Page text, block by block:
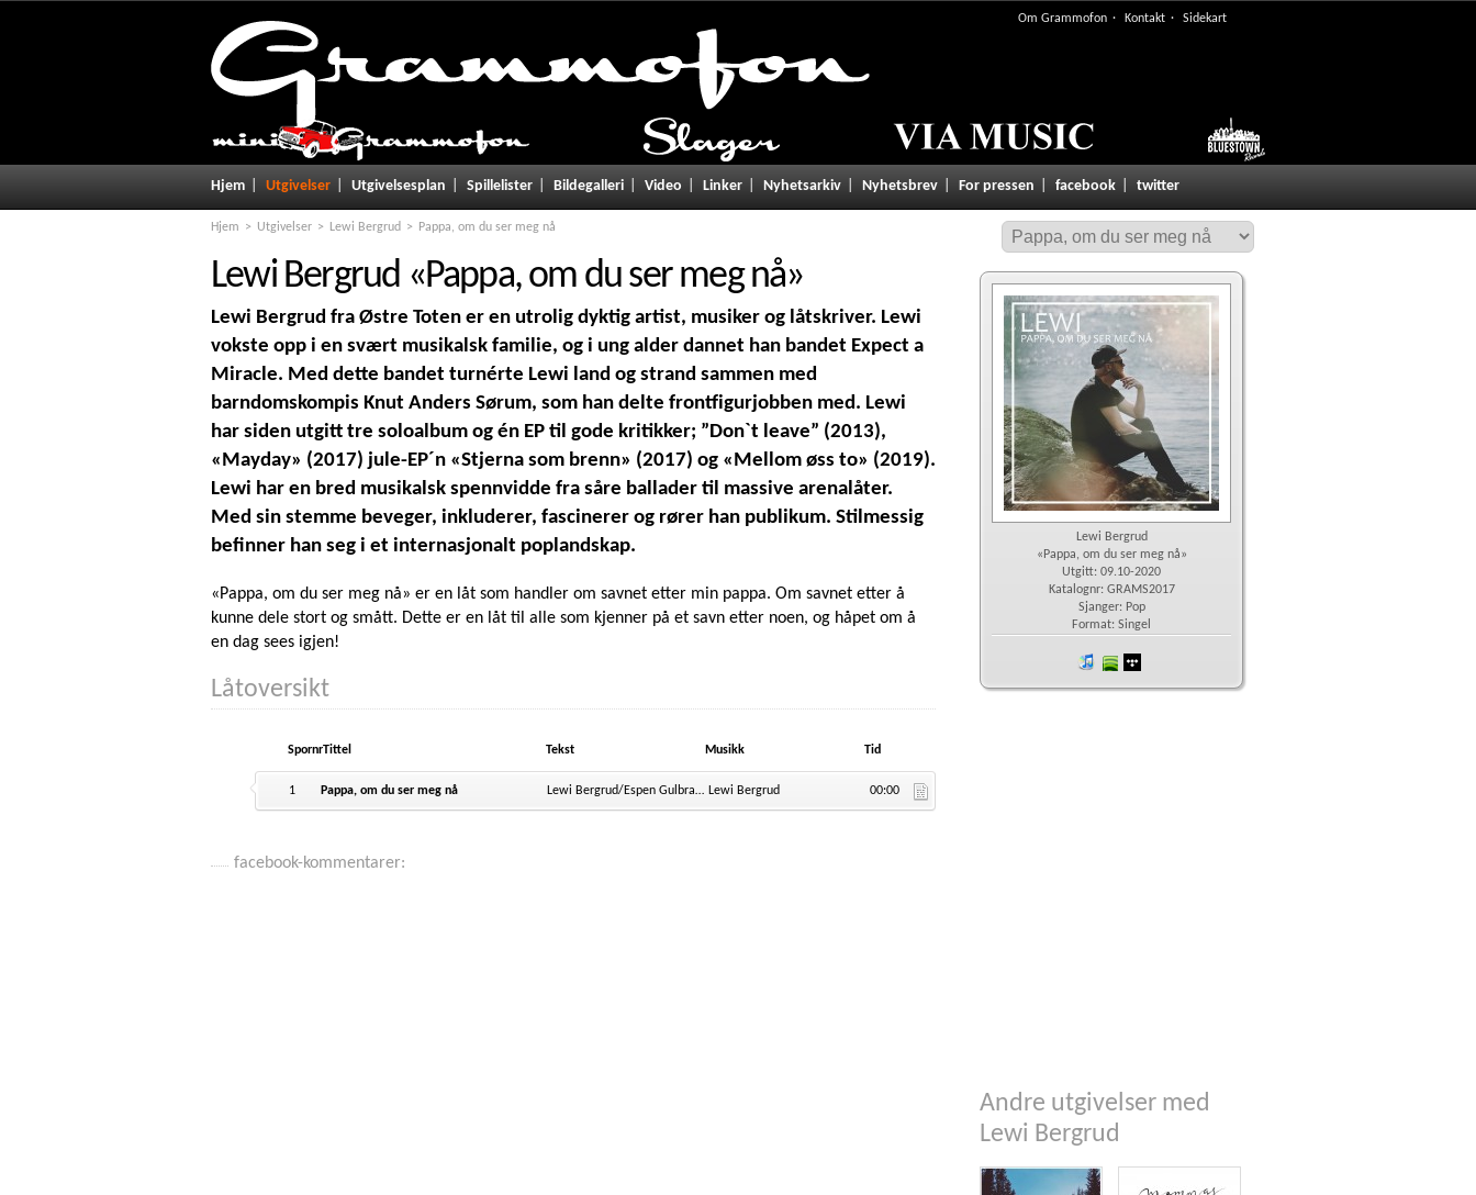
Om Grammofon Kontakt Sidekart
Hjem Utgivelser Utgivelsesplan Spillelister Bildegalleri Video Linker Nyhetsarkiv Nyhetsbrev For pressen facebook twitter
Hjem Utgivelser Lewi Bergrud Pappa, om du ser meg nå
Lewi Bergrud «Pappa, om du ser meg nå»
Lewi Bergrud fra Østre Toten er en utrolig dyktig artist, musiker og låtskriver. Lewi
vokste opp i en svært musikalsk familie, og i ung alder dannet han bandet Expect a
Miracle. Med dette bandet turnérte Lewi land og strand sammen med
barndomskompis Knut Anders Sørum, som han delte frontfigurjobben med. Lewi
har siden utgitt tre soloalbum og én EP til gode kritikker; ”Don`t leave” (2013),
«Mayday» (2017) jule-EP´n «Stjerna som brenn» (2017) og «Mellom øss to» (2019).
Lewi har en bred musikalsk spennvidde fra såre ballader til massive arenalåter.
Med sin stemme beveger, inkluderer, fascinerer og rører han publikum. Stilmessig
befinner han seg i et internasjonalt poplandskap.
«Pappa, om du ser meg nå» er en låt som handler om savnet etter min pappa. Om savnet etter å
kunne dele stort og smått. Dette er en låt til alle som kjenner på et savn etter noen, og håpet om å
en dag sees igjen!
Låtoversikt
SpornrTittel Tekst Musikk Tid
1 Pappa, om du ser meg nå Lewi Bergrud/Espen Gulbrandsen Lewi Bergrud 00:00
Lewi Bergrud
«Pappa, om du ser meg nå»
Utgitt: 09.10-2020
Katalognr: GRAMS2017
Sjanger: Pop
Format: Singel
iTunesspotify
Andre utgivelser med
Lewi Bergrud